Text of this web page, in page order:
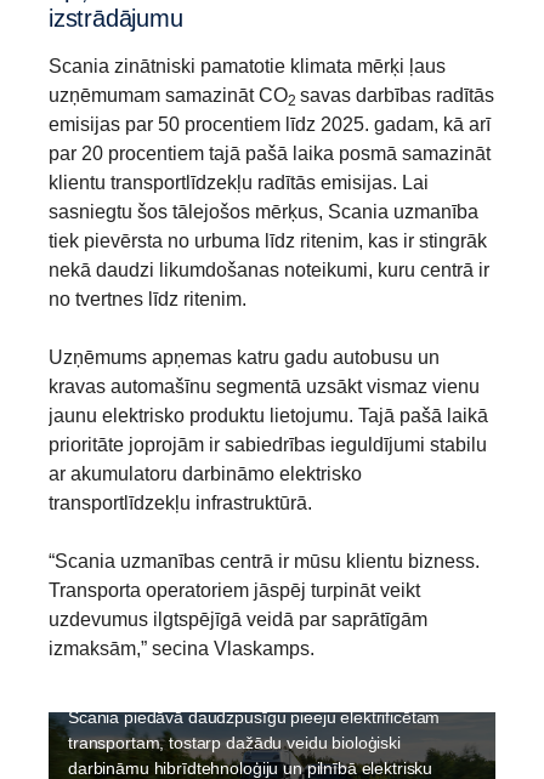
izstrādājumu
Scania zinātniski pamatotie klimata mērķi ļaus
uzņēmumam samazināt CO2 savas darbības radītās
emisijas par 50 procentiem līdz 2025. gadam, kā arī
par 20 procentiem tajā pašā laika posmā samazināt
klientu transportlīdzekļu radītās emisijas. Lai
sasniegtu šos tālejošos mērķus, Scania uzmanība
tiek pievērsta no urbuma līdz ritenim, kas ir stingrāk
nekā daudzi likumdošanas noteikumi, kuru centrā ir
no tvertnes līdz ritenim.
Uzņēmums apņemas katru gadu autobusu un
kravas automašīnu segmentā uzsākt vismaz vienu
jaunu elektrisko produktu lietojumu. Tajā pašā laikā
prioritāte joprojām ir sabiedrības ieguldījumi stabilu
ar akumulatoru darbināmo elektrisko
transportlīdzekļu infrastruktūrā.
“Scania uzmanības centrā ir mūsu klientu bizness.
Transporta operatoriem jāspēj turpināt veikt
uzdevumus ilgtspējīgā veidā par saprātīgām
izmaksām,” secina Vlaskamps.
Elektrifikācija
Uzņēmumā Scania ilgtspējība ir augsta prioritāte, un
elektrifikācija ir neatņemama sastāvdaļa, lai padarītu
Scania piedāvā daudzpusīgu pieeju elektrificētam
transportam, tostarp dažādu veidu bioloģiski
darbināmu hibrīdtehnoloģiju un pilnībā elektrisku